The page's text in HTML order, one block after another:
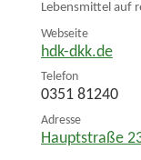
Lebensmittel auf
Webseite
hdk-dkk.de
Telefon
0351 81240
Adresse
Hauptstraße